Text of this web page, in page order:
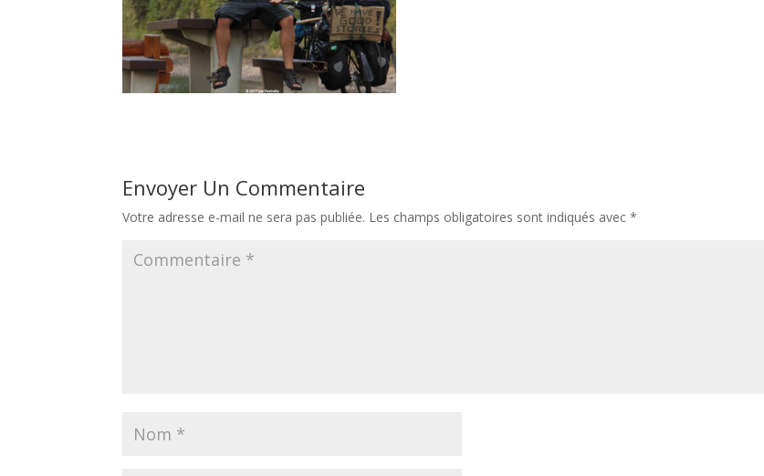
Envoyer Un Commentaire
Votre adresse e-mail ne sera pas publiée. Les champs obligatoires sont indiqués avec*